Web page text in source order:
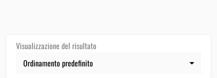
Visualizzazione del risultato